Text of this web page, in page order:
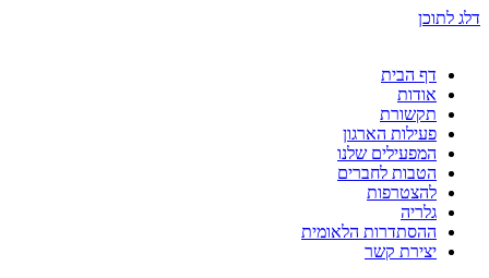
דלג לתוכן
דף הבית
אודות
תקשורת
פעילות הארגון
המפעילים שלנו
הטבות לחברים
להצטרפות
גלריה
ההסתדרות הלאומית
יצירת קשר